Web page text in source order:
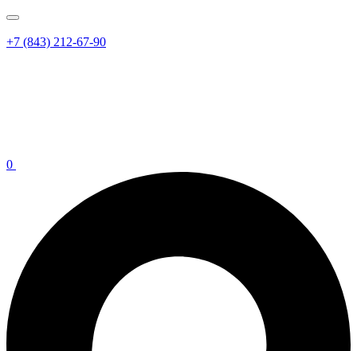
+7 (843) 212-67-90
0